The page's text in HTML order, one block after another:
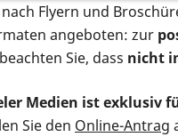
Flyern und
angeboten: zur
Sie, dass nicht
Medien ist exklusiv
Sie den Online-Antrag